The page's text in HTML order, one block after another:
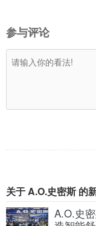
参与评论
关于 A.O.史密斯 的
A.O.史